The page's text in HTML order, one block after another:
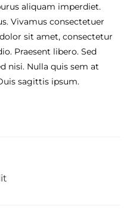
aliquam imperdiet.
Vivamus consectetuer
sit amet, consectetur
Praesent libero. Sed
nisi. Nulla quis sem at
sagittis ipsum.